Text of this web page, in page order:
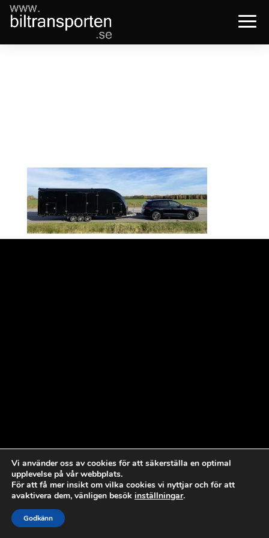
Vi använder oss av cookies för att säkerställa en optimal
upplevelse på vår webbplats.
För att få mer insikt om vilka cookies vi nyttjar och för att
avaktivera dem, vänligen besök inställningar.
Godkänn